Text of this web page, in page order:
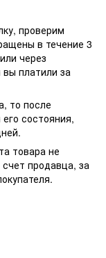
проверим
в течение 3
через
платили за
то после
состояния,
товара не
продавца, за